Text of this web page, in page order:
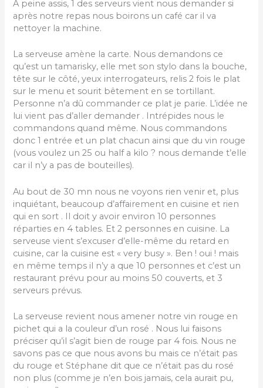
A peine assis, 1 des serveurs vient nous demander si
après notre repas nous boirons un café car il va
nettoyer la machine.
La serveuse amène la carte. Nous demandons ce
qu’est un tamarisky, elle met son stylo dans la bouche,
tête sur le côté, yeux interrogateurs, relis 2 fois le plat
sur le menu et sourit bêtement en se tortillant.
Personne n’a dû commander ce plat je parie. L’idée ne
lui vient pas d’aller demander . Intrépides nous le
commandons quand même. Nous commandons
donc 1 entrée et un plat chacun ainsi que du vin rouge
(vous voulez un 25 ou half a kilo ? nous demande t’elle
car il n’y a pas de bouteilles).
Au bout de 30 mn nous ne voyons rien venir et, plus
inquiétant, beaucoup d’affairement en cuisine et rien
qui en sort . Il doit y avoir environ 10 personnes
réparties en 4 tables. Et 2 personnes en cuisine. La
serveuse vient s’excuser d’elle-même du retard en
cuisine, car la cuisine est « very busy ». Ben ! oui ! mais
en même temps il n’y a que 10 personnes et c’est un
restaurant prévu pour au moins 50 couverts, et 3
serveurs prévus.
La serveuse revient nous amener notre vin rouge en
pichet qui a la couleur d’un rosé . Nous lui faisons
préciser qu’il s’agit bien de rouge par 4 fois. Nous ne
savons pas ce que nous avons bu mais ce n’était pas
du rouge et Stéphane dit que ce n’était pas du rosé
non plus (comme je n’en bois jamais, cela aurait pu,